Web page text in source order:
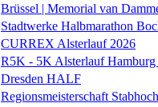
Brüssel | Memorial van
Stadtwerke Halbmarathon
CURREX Alsterlauf 2026
R5K - 5K Alsterlauf Hamburg
Dresden HALF
Regionsmeisterschaft